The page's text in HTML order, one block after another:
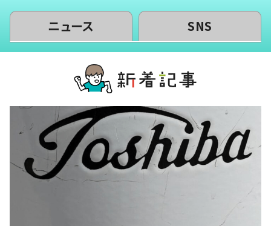
ニュース SNS